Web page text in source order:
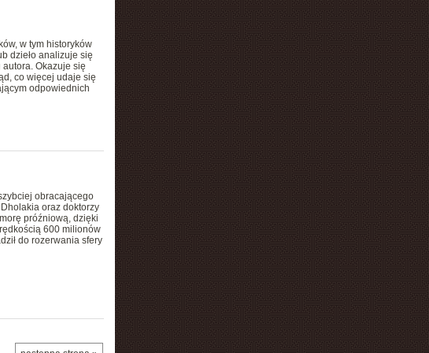
w tym historyków
dzieło analizuje się
Okazuje się
co więcej udaje się
odpowiednich
obracającego
oraz doktorzy
próźniową, dzięki
600 milionów
do rozerwania sfery